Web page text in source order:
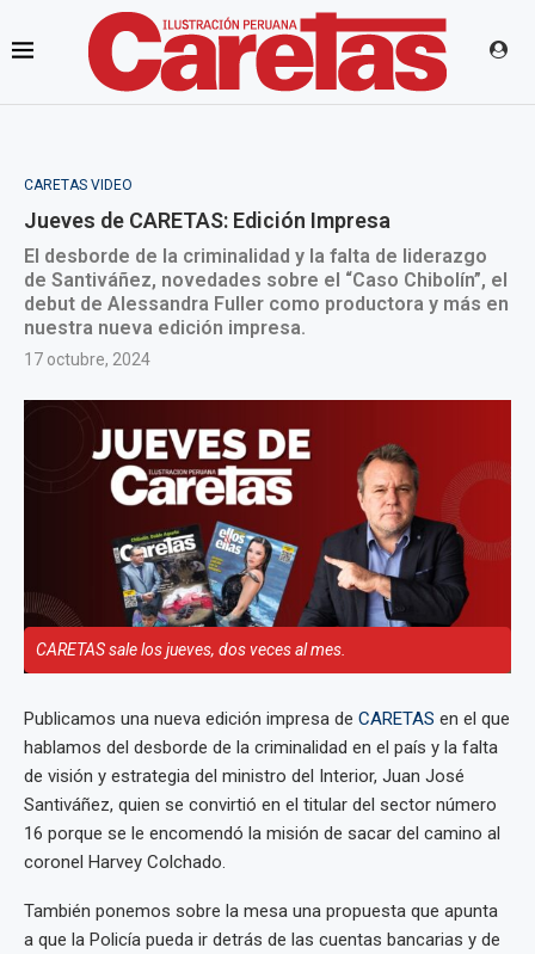
CARETAS VIDEO
Jueves de CARETAS: Edición Impresa
El desborde de la criminalidad y la falta de liderazgo
de Santiváñez, novedades sobre el “Caso Chibolín”, el
debut de Alessandra Fuller como productora y más en
nuestra nueva edición impresa.
17 octubre, 2024
CARETAS sale los jueves, dos veces al mes.
Publicamos una nueva edición impresa de CARETAS en el que
hablamos del desborde de la criminalidad en el país y la falta
de visión y estrategia del ministro del Interior, Juan José
Santiváñez, quien se convirtió en el titular del sector número
16 porque se le encomendó la misión de sacar del camino al
coronel Harvey Colchado.
También ponemos sobre la mesa una propuesta que apunta
a que la Policía pueda ir detrás de las cuentas bancarias y de